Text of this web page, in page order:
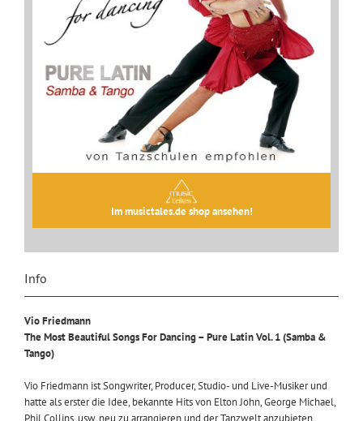
Im musictales.de shop ansehen!
Info
Vio Friedmann
The Most Beautiful Songs For Dancing – Pure Latin Vol. 1 (Samba &
Tango)
Vio Friedmann ist Songwriter, Producer, Studio- und Live-Musiker und
hatte als erster die Idee, bekannte Hits von Elton John, George Michael,
Phil Collins, usw. neu zu arrangieren und der Tanzwelt anzubieten.